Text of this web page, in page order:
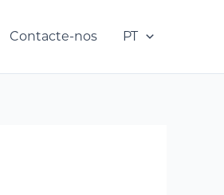
Contacte-nos PT